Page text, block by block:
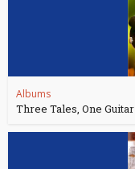
Albums
Three Tales, One Guitar